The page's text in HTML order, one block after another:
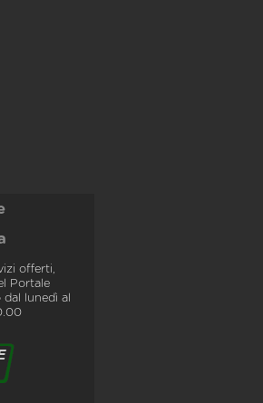
offerti,
Portale
lunedì al